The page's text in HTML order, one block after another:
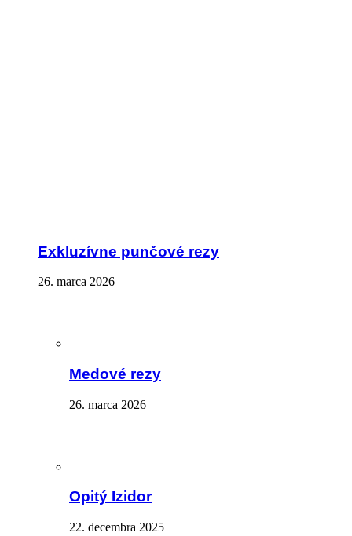
Exkluzívne punčové rezy
26. marca 2026
Medové rezy
26. marca 2026
Opitý Izidor
22. decembra 2025